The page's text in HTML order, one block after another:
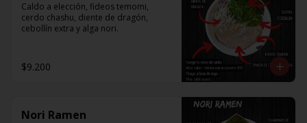
Caldo a elección, fideos temomi,
cerdo chashu, diente de dragón,
cebollín extra y alga nori.
$9.200
Nori Ramen